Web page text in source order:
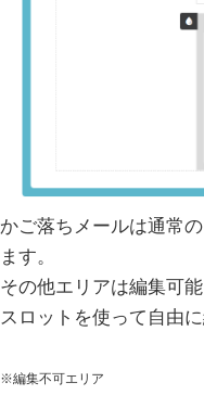
かご落ちメールは通常
ます。
その他エリアは編集可
スロットを使って自由
※編集不可エリア